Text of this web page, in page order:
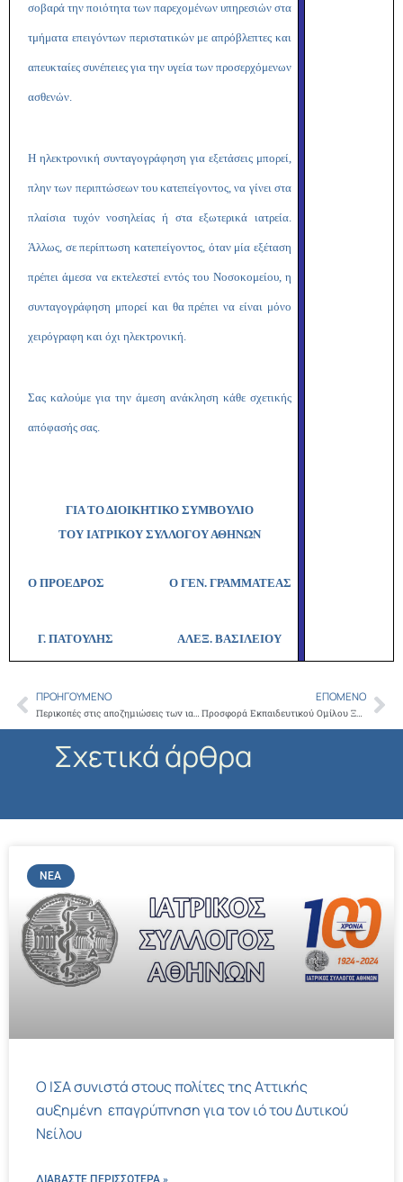
σοβαρά την ποιότητα των παρεχομένων υπηρεσιών στα
τμήματα επειγόντων περιστατικών με απρόβλεπτες και
απευκταίες συνέπειες για την υγεία των προσερχόμενων
ασθενών.
Η ηλεκτρονική συνταγογράφηση για εξετάσεις μπορεί,
πλην των περιπτώσεων του κατεπείγοντος, να γίνει στα
πλαίσια τυχόν νοσηλείας ή στα εξωτερικά ιατρεία.
Άλλως, σε περίπτωση κατεπείγοντος, όταν μία εξέταση
πρέπει άμεσα να εκτελεστεί εντός του Νοσοκομείου, η
συνταγογράφηση μπορεί και θα πρέπει να είναι μόνο
χειρόγραφη και όχι ηλεκτρονική.
Σας καλούμε για την άμεση ανάκληση κάθε σχετικής
απόφασής σας.
ΓΙΑ ΤΟ ΔΙΟΙΚΗΤΙΚΟ ΣΥΜΒΟΥΛΙΟ
ΤΟΥ ΙΑΤΡΙΚΟΥ ΣΥΛΛΟΓΟΥ ΑΘΗΝΩΝ
Ο ΠΡΟΕΔΡΟΣ Ο ΓΕΝ. ΓΡΑΜΜΑΤΕΑΣ
Γ. ΠΑΤΟΥΛΗΣ ΑΛΕΞ. ΒΑΣΙΛΕΙΟΥ
Prev
ΠΡΟΗΓΟΎΜΕΝΟ
Περικοπές στις αποζημιώσεις των ιατρών με βάση τις πραγματοποιηθείσες ιατρικές πράξεις και εξετάσεις
ΕΠΌΜΕΝΟ
Προσφορά Εκπαιδευτικού Ομίλου ΞΥΝΗ προς ιατρούς μέλη του ΙΣΑ
Σχετικά άρθρα
ΝΈΑ
Ο ΙΣΑ συνιστά στους πολίτες της Αττικής
αυξημένη επαγρύπνηση για τον ιό του Δυτικού
Νείλου
ΔΙΑΒΑΣΤΕ ΠΕΡΙΣΣΌΤΕΡΑ »